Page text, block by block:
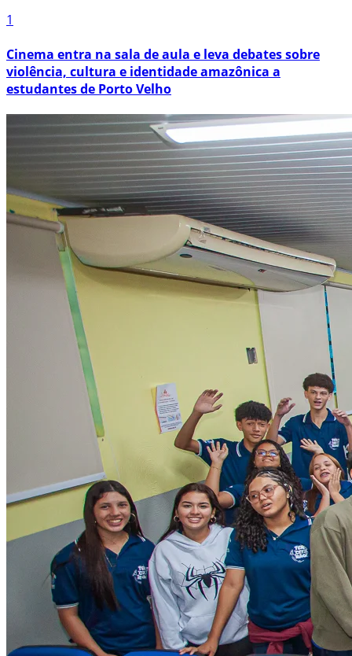
1
Cinema entra na sala de aula e leva debates sobre
violência, cultura e identidade amazônica a
estudantes de Porto Velho